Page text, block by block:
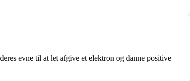
evne til at let afgive et elektron og danne positive